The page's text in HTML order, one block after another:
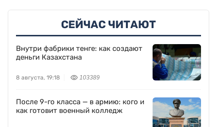
СЕЙЧАС ЧИТАЮТ
Внутри фабрики тенге: как создают
деньги Казахстана
8 августа, 19:18 103389
После 9-го класса — в армию: кого и
как готовит военный колледж